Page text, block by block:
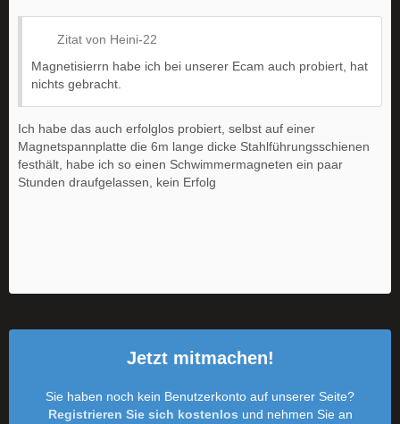
Zitat von Heini-22
Magnetisierrn habe ich bei unserer Ecam auch probiert, hat
nichts gebracht.
Ich habe das auch erfolglos probiert, selbst auf einer
Magnetspannplatte die 6m lange dicke Stahlführungsschienen
festhält, habe ich so einen Schwimmermagneten ein paar
Stunden draufgelassen, kein Erfolg
Jetzt mitmachen!
Sie haben noch kein Benutzerkonto auf unserer Seite?
Registrieren Sie sich kostenlos und nehmen Sie an